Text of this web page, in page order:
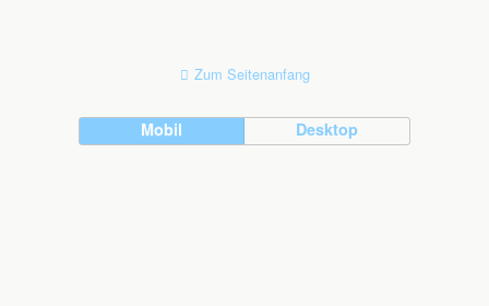
Zum Seitenanfang
Mobil Desktop